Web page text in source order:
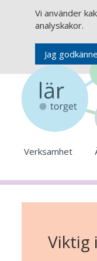
Vi använder
analyskakor.
Jag
Verksamhet
Viktig